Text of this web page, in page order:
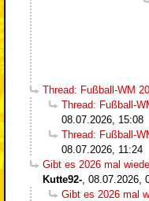
Thread: Fußball-WM
Thread: Fußball-
08.07.2026, 15:08
Thread: Fußball-
08.07.2026, 11:24
Gibt es 2026 mal
Kutte92- 08.07.2026,
Gibt es 2026 mal